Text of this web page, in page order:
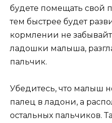
будете помещать свой
тем быстрее будет
кормлении не
ладошки малыша,
пальчик.
Убедитесь, что малыш
палец в ладони, а
остальных пальчиков.